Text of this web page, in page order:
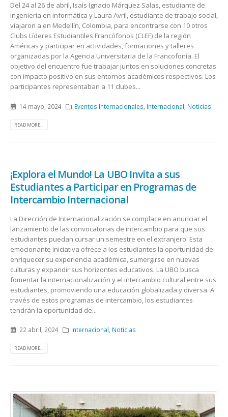
Del 24 al 26 de abril, Isaís Ignacio Márquez Salas, estudiante de
ingeniería en informática y Laura Avril, estudiante de trabajo social,
viajaron a en Medellín, Colombia, para encontrarse con 10 otros
Clubs Líderes Estudiantiles Francófonos (CLEF) de la región
Américas y participar en actividades, formaciones y talleres
organizadas por la Agencia Universitaria de la Francofonía. El
objetivo del encuentro fue trabajar juntos en soluciones concretas
con impacto positivo en sus entornos académicos respectivos. Los
participantes representaban a 11 clubes...
14 mayo, 2024 Eventos Internacionales Internacional Noticias
READ MORE...
¡Explora el Mundo! La UBO Invita a sus
Estudiantes a Participar en Programas de
Intercambio Internacional
La Dirección de Internacionalización se complace en anunciar el
lanzamiento de las convocatorias de intercambio para que sus
estudiantes puedan cursar un semestre en el extranjero. Esta
emocionante iniciativa ofrece a los estudiantes la oportunidad de
enriquecer su experiencia académica, sumergirse en nuevas
culturas y expandir sus horizontes educativos. La UBO busca
fomentar la internacionalización y el intercambio cultural entre sus
estudiantes, promoviendo una educación globalizada y diversa. A
través de estos programas de intercambio, los estudiantes
tendrán la oportunidad de...
22 abril, 2024 Internacional, Noticias
READ MORE...